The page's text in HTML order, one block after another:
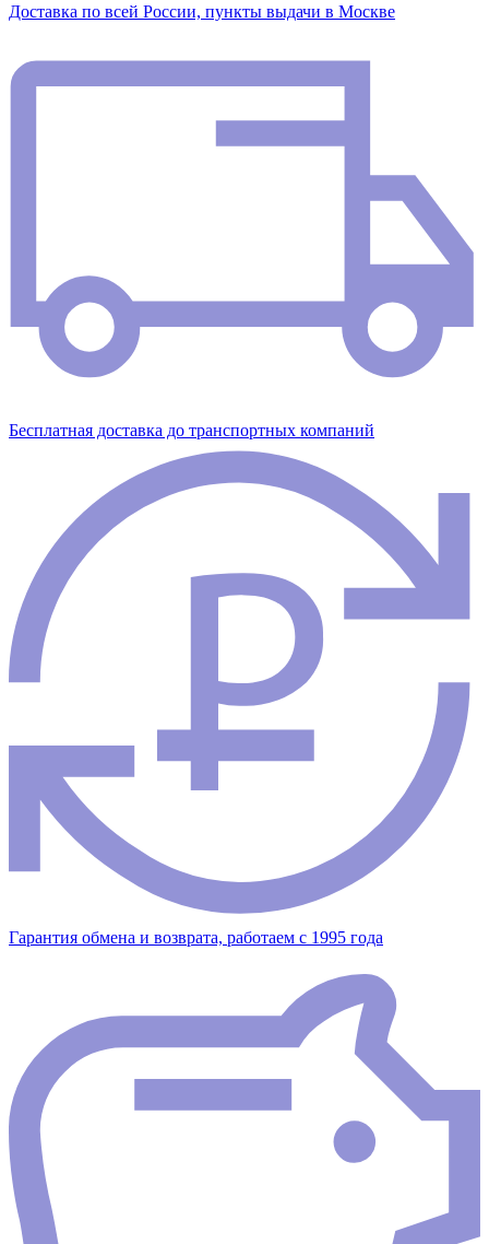
Доставка по всей России, пункты выдачи в Москве
Бесплатная доставка до транспортных компаний
Гарантия обмена и возврата, работаем с 1995 года